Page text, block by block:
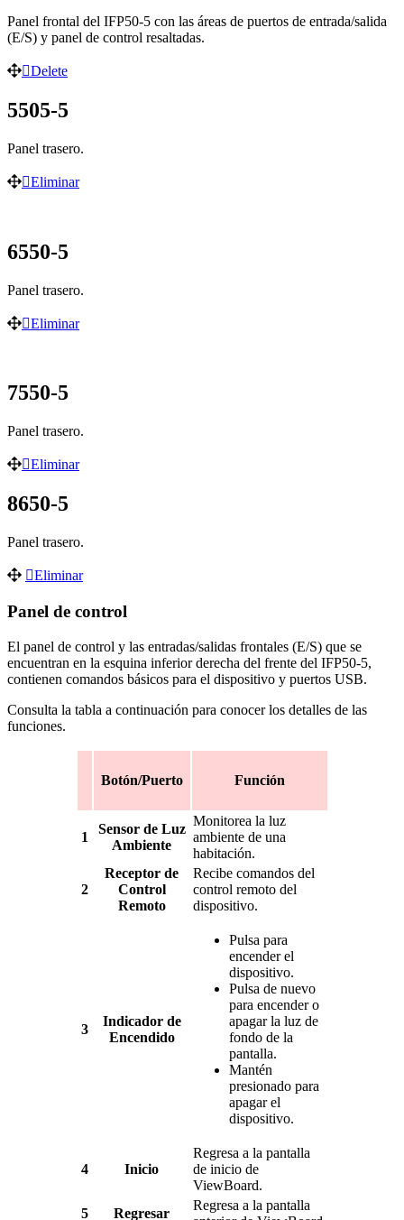
Panel frontal del IFP50-5 con las áreas de puertos de entrada/salida
(E/S) y panel de control resaltadas.
Delete
5505-5
Panel trasero.
Eliminar
6550-5
Panel trasero.
Eliminar
7550-5
Panel trasero.
Eliminar
8650-5
Panel trasero.
Eliminar
Panel de control
El panel de control y las entradas/salidas frontales (E/S) que se
encuentran en la esquina inferior derecha del frente del IFP50-5,
contienen comandos básicos para el dispositivo y puertos USB.
Consulta la tabla a continuación para conocer los detalles de las
funciones.
Botón/Puerto Función
1
Sensor de Luz
Ambiente
Monitorea la luz
ambiente de una
habitación.
2
Receptor de
Control
Remoto
Recibe comandos del
control remoto del
dispositivo.
3
Indicador de
Encendido
Pulsa para
encender el
dispositivo.
Pulsa de nuevo
para encender o
apagar la luz de
fondo de la
pantalla.
Mantén
presionado para
apagar el
dispositivo.
4 Inicio
Regresa a la pantalla
de inicio de
ViewBoard.
5
Regresar
Regresa a la pantalla